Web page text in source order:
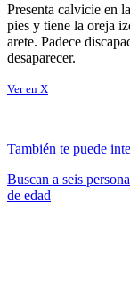
Presenta calvicie en
pies y tiene la oreja
arete. Padece
desaparecer.
Ver en X
También te puede
Buscan a seis
de edad